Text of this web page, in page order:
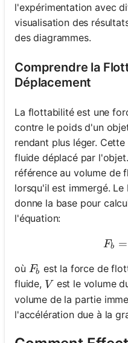
l'expérimentation avec
visualisation des
des diagrammes.
Comprendre la
Déplacement
La flottabilité est une
contre le poids d'un
rendant plus léger.
fluide déplacé par
référence au volume de
lorsqu'il est immergé.
donne la base pour
l'équation:
Fb =
où F_b
Fb est la force de
fluide, V
V est le volume
volume de la partie
l'accélération due à la